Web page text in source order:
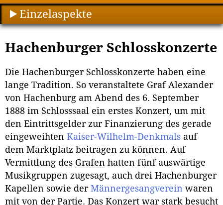
Einzelaspekte
Hachenburger Schlosskonzerte
Die Hachenburger Schlosskonzerte haben eine
lange Tradition. So veranstaltete Graf Alexander
von Hachenburg am Abend des 6. September
1888 im Schlosssaal ein erstes Konzert, um mit
den Eintrittsgelder zur Finanzierung des gerade
eingeweihten Kaiser-Wilhelm-Denkmals auf
dem Marktplatz beitragen zu können. Auf
Vermittlung des Grafen hatten fünf auswärtige
Musikgruppen zugesagt, auch drei Hachenburger
Kapellen sowie der Männergesangverein waren
mit von der Partie. Das Konzert war stark besucht